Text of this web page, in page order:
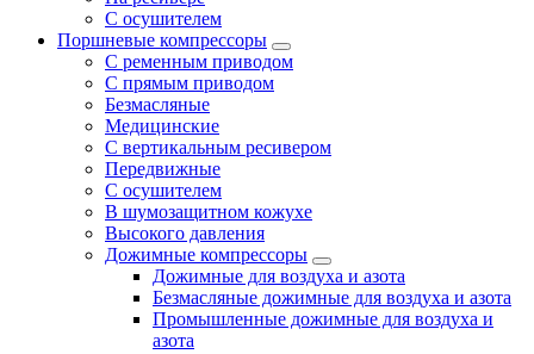
С осушителем
Поршневые компрессоры
С ременным приводом
С прямым приводом
Безмасляные
Медицинские
С вертикальным ресивером
Передвижные
С осушителем
В шумозащитном кожухе
Высокого давления
Дожимные компрессоры
Дожимные для воздуха и азота
Безмасляные дожимные для воздуха и азота
Промышленные дожимные для воздуха и
азота